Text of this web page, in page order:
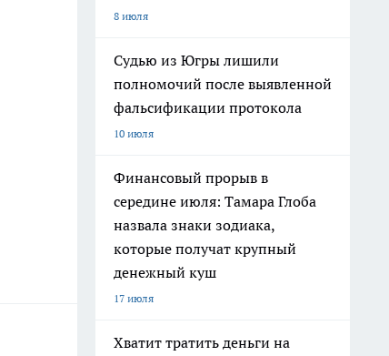
8 июля
Судью из Югры лишили
полномочий после выявленной
фальсификации протокола
10 июля
Финансовый прорыв в
середине июля: Тамара Глоба
назвала знаки зодиака,
которые получат крупный
денежный куш
17 июля
Хватит тратить деньги на